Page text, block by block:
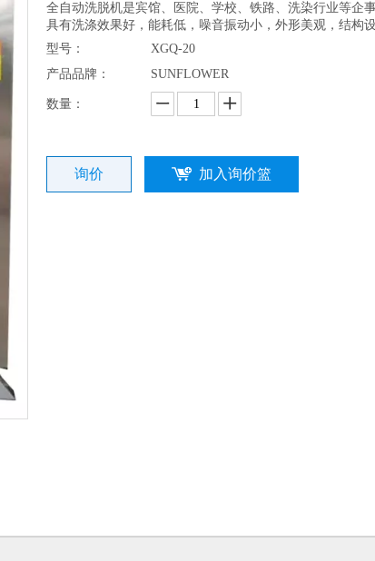
全自动洗脱机是宾馆、医院、学校、铁路、洗染行业等企
具有洗涤效果好，能耗低，噪音振动小，外形美观，结构
型号：
XGQ-20
产品品牌：
SUNFLOWER
数量：
询价 加入询价篮